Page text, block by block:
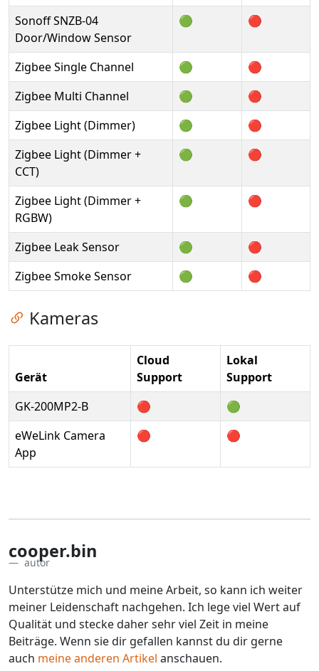
Sonoff SNZB-04
Door/Window Sensor
🟢 🔴
Zigbee Single Channel 🟢
🔴
Zigbee Multi Channel
🟢
🔴
Zigbee Light (Dimmer)
🟢
🔴
Zigbee Light (Dimmer +
CCT)
🟢 🔴
Zigbee Light (Dimmer +
RGBW)
🟢 🔴
Zigbee Leak Sensor 🟢
🔴
Zigbee Smoke Sensor
🟢 🔴
Zum Kapitel springen
Kameras
Gerät
Cloud
Support
Lokal
Support
GK-200MP2-B
🔴
🟢
eWeLink Camera
App
🔴 🔴
cooper.bin
autor
Unterstütze mich und meine Arbeit, so kann ich weiter
meiner Leidenschaft nachgehen. Ich lege viel Wert auf
Qualität und stecke daher sehr viel Zeit in meine
Beiträge. Wenn sie dir gefallen kannst du dir gerne
auch meine anderen Artikel anschauen.